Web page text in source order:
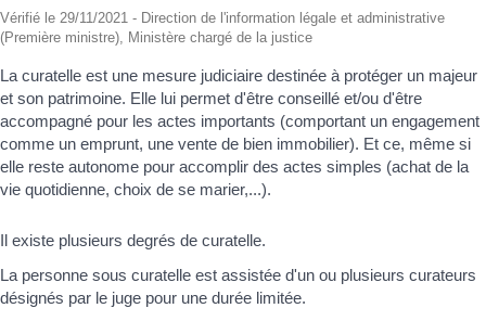
Vérifié le 29/11/2021 - Direction de l'information légale et administrative
(Première ministre), Ministère chargé de la justice
La curatelle est une mesure judiciaire destinée à protéger un majeur
et son patrimoine. Elle lui permet d'être conseillé et/ou d'être
accompagné pour les actes importants (comportant un engagement
comme un emprunt, une vente de bien immobilier). Et ce, même si
elle reste autonome pour accomplir des actes simples (achat de la
vie quotidienne, choix de se marier,...).
Il existe plusieurs degrés de curatelle.
La personne sous curatelle est assistée d'un ou plusieurs curateurs
désignés par le juge pour une durée limitée.